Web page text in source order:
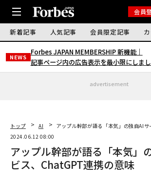
会員
新着記事 人気記事 会員限定記事
NEWS
Forbes JAPAN MEMBERSHIP 新機能｜
記事ページ内の広告表示を最小限にしま
advertisement
トップ AI
アップル幹部が語る「本気」の独自AI
2024.06.12 08:00
アップル幹部が語る「本気」
ビス、ChatGPT連携の意味